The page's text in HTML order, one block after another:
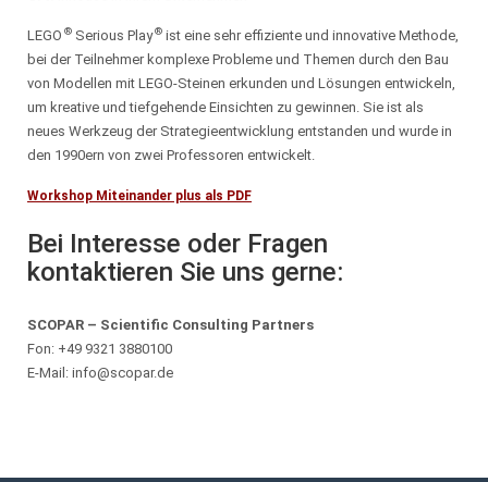
LEGO ® Serious Play® ist eine sehr effiziente und innovative Methode,
bei der Teilnehmer komplexe Probleme und Themen durch den Bau
von Modellen mit LEGO-Steinen erkunden und Lösungen entwickeln,
um kreative und tiefgehende Einsichten zu gewinnen. Sie ist als
neues Werkzeug der Strategieentwicklung entstanden und wurde in
den 1990ern von zwei Professoren entwickelt.
Workshop Miteinander plus als PDF
Bei Interesse oder Fragen
kontaktieren Sie uns gerne:
SCOPAR – Scientific Consulting Partners
Fon: +49 9321 3880100
E-Mail: info@scopar.de